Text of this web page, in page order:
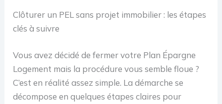
Clôturer un PEL sans projet immobilier : les étapes
clés à suivre
Vous avez décidé de fermer votre Plan Épargne
Logement mais la procédure vous semble floue ?
C’est en réalité assez simple. La démarche se
décompose en quelques étapes claires pour